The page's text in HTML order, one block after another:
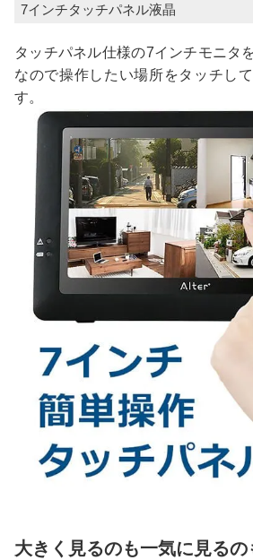
7インチタッチパネル液晶
タッチパネル仕様の7インチモニタ
なので操作したい場所をタッチし
す。
大きく見るのも一気に見るの